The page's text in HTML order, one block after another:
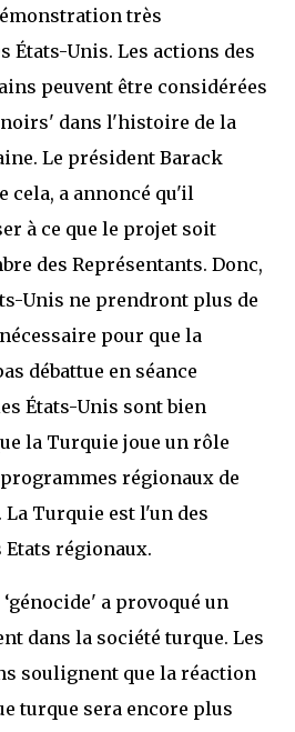
très
États-Unis. Les actions des
peuvent être considérées
noirs' dans l'histoire de la
Le président Barack
cela, a annoncé qu'il
à ce que le projet soit
des Représentants. Donc,
Unis ne prendront plus de
pour que la
débattue en séance
États-Unis sont bien
la Turquie joue un rôle
régionaux de
Turquie est l'un des
régionaux.
a provoqué un
dans la société turque. Les
soulignent que la réaction
turque sera encore plus